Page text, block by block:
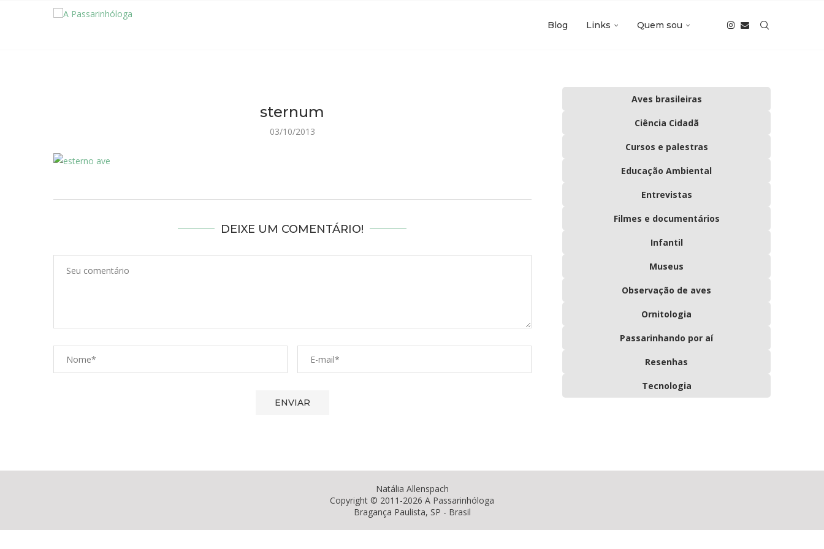
Blog Links Quem sou
sternum
03/10/2013
DEIXE UM COMENTÁRIO!
Aves brasileiras
Ciência Cidadã
Cursos e palestras
Educação Ambiental
Entrevistas
Filmes e documentários
Infantil
Museus
Observação de aves
Ornitologia
Passarinhando por aí
Resenhas
Tecnologia
Natália Allenspach
Copyright © 2011-2026 A Passarinhóloga
Bragança Paulista, SP - Brasil